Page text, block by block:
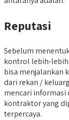
Reputasi
Sebelum
kontrol lebih-
bisa menjalankan
dari rekan /
mencari informasi
kontraktor yang
terpercaya.